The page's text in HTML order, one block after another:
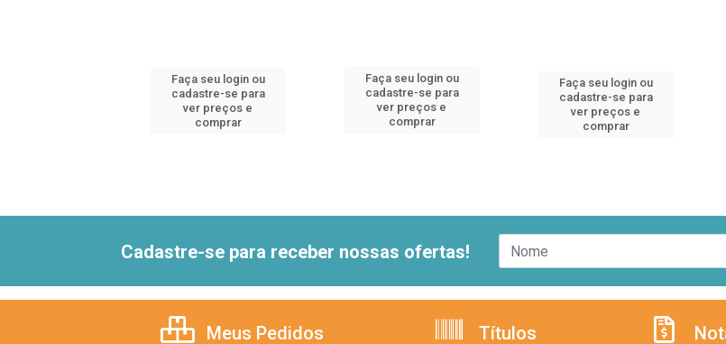
Faça seu login ou
cadastre-se para
ver preços e
comprar
Faça seu login ou
cadastre-se para
ver preços e
comprar
Faça seu login ou
cadastre-se para
ver preços e
comprar
Cadastre-se para receber nossas ofertas!
Meus Pedidos Títulos